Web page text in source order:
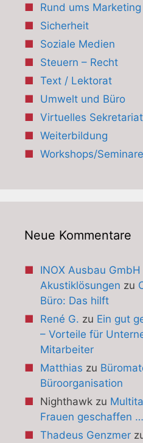
Rund ums Marketing
Sicherheit
Soziale Medien
Steuern – Recht
Text / Lektorat
Umwelt und Büro
Virtuelles Sekretariat
Weiterbildung
Workshops/Seminare
Neue Kommentare
INOX Ausbau
Akustiklösungen zu
Büro: Das hilft
René G. zu Ein gut
– Vorteile für
Mitarbeiter
Matthias zu
Büroorganisation
Nighthawkzu
Frauen geschaffen …
Thadeus Genzmer